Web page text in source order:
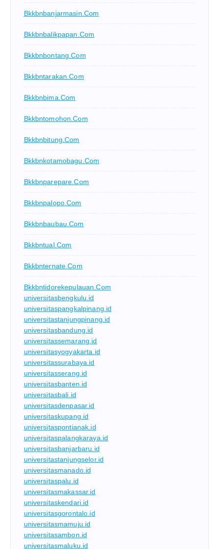
Bkkbnbanjarmasin.com
Bkkbnbalikpapan.com
Bkkbnbontang.com
Bkkbntarakan.com
Bkkbnbima.com
Bkkbntomohon.com
Bkkbnbitung.com
Bkkbnkotamobagu.com
Bkkbnparepare.com
Bkkbnpalopo.com
Bkkbnbaubau.com
Bkkbntual.com
Bkkbnternate.com
Bkkbntidorekepulauan.com
universitasbengkulu.id
universitaspangkalpinang.id
universitastanjungpinang.id
universitasbandung.id
universitassemarang.id
universitasyogyakarta.id
universitassurabaya.id
universitasserang.id
universitasbanten.id
universitasbali.id
universitasdenpasar.id
universitaskupang.id
universitaspontianak.id
universitaspalangkaraya.id
universitasbanjarbaru.id
universitastanjungselor.id
universitasmanado.id
universitaspalu.id
universitasmakassar.id
universitaskendari.id
universitasgorontalo.id
universitasmamuju.id
universitasambon.id
universitasmaluku.id